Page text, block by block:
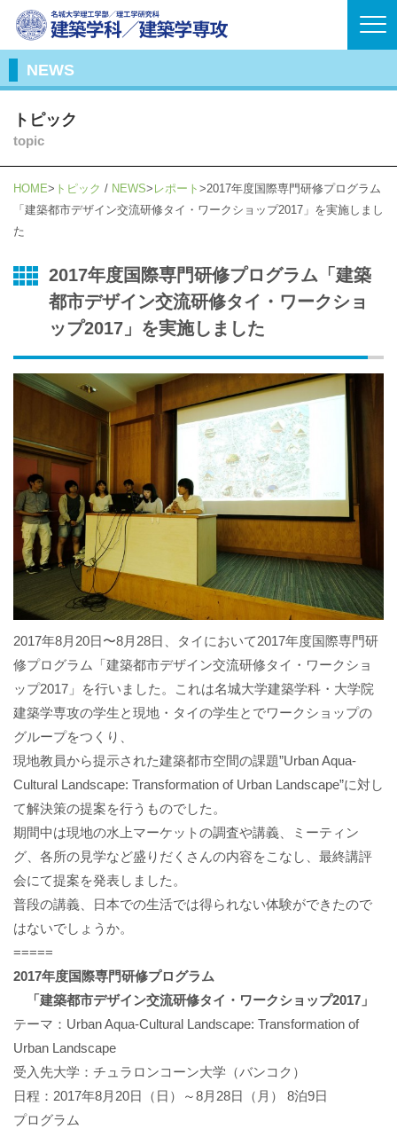
NEWS
トピック
topic
HOME トピック / NEWS レポート
2017年度国際専門研修プログラム
「建築都市デザイン交流研修タイ・ワークショップ2017」を実施しまし
た
2017年度国際専門研修プログラム「建築
都市デザイン交流研修タイ・ワークショ
ップ2017」を実施しました
2017年8月20日〜8月28日、タイにおいて2017年度国際専門研
修プログラム「建築都市デザイン交流研修タイ・ワークショ
ップ2017」を行いました。これは名城大学建築学科・大学院
建築学専攻の学生と現地・タイの学生とでワークショップの
グループをつくり、
現地教員から提示された建築都市空間の課題”Urban Aqua-
Cultural Landscape: Transformation of Urban Landscape”に対し
て解決策の提案を行うものでした。
期間中は現地の水上マーケットの調査や講義、ミーティン
グ、各所の見学など盛りだくさんの内容をこなし、最終講評
会にて提案を発表しました。
普段の講義、日本での生活では得られない体験ができたので
はないでしょうか。
=====
2017年度国際専門研修プログラム
「建築都市デザイン交流研修タイ・ワークショップ2017」
テーマ：Urban Aqua-Cultural Landscape: Transformation of
Urban Landscape
受入先大学：チュラロンコーン大学（バンコク）
日程：2017年8月20日（日）～8月28日（月） 8泊9日
プログラム